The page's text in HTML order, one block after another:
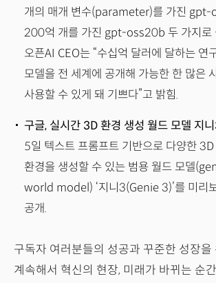
개의 매개 변수(parameter)를 가진
200억 개를 가진 gpt-oss20b 두 가지로
오픈AI CEO는 “수십억 달러에 달하는 연
모델을 전 세계에 공개해 가능한 한 많은
사용할 수 있게 돼 기쁘다”고 밝힘.
구글, 실시간 3D 환경 생성 월드 모델 지
5일 텍스트 프롬프트 기반으로 다양한
환경을 생성할 수 있는 범용 월드 모델
world model) ‘지니3(Genie 3)’를 미리
공개.
구독자 여러분들의 성공과 꾸준한 성장을
계속해서 혁신의 현장, 미래가 바뀌는 순